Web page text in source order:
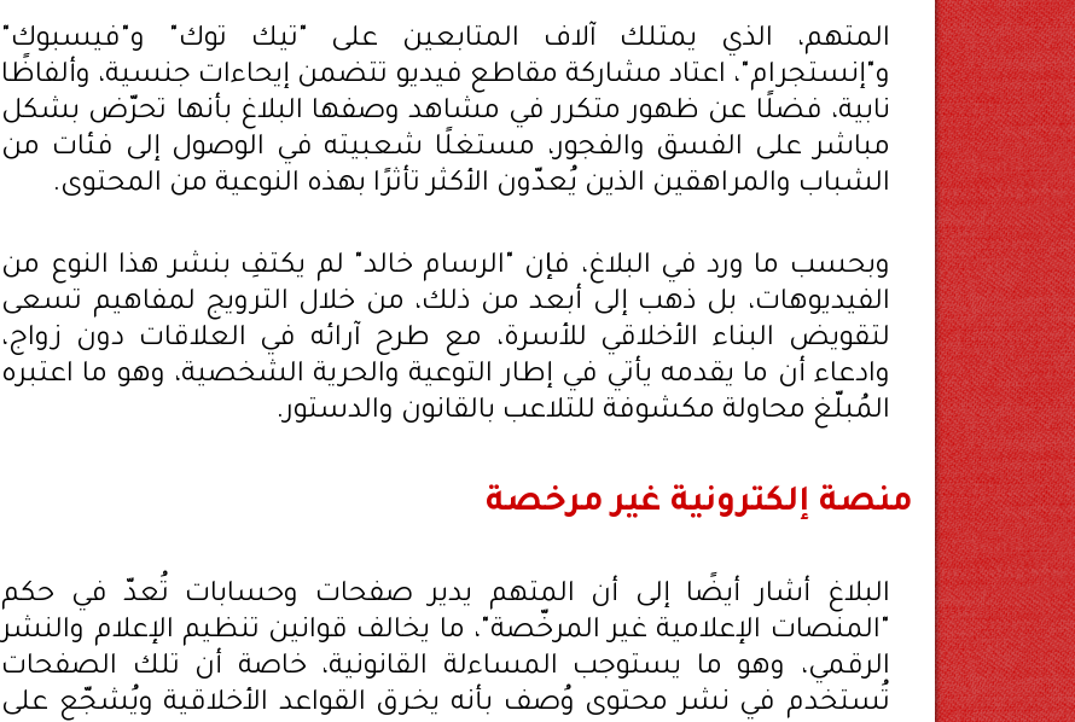
المتهم، الذي يمتلك آلاف المتابعين على "تيك توك" و"فيسبوك"
و"إنستجرام"، اعتاد مشاركة مقاطع فيديو تتضمن إيحاءات جنسية، وألفاظًا
نابية، فضلًا عن ظهور متكرر في مشاهد وصفها البلاغ بأنها تحرّض بشكل
مباشر على الفسق والفجور، مستغلًا شعبيته في الوصول إلى فئات من
الشباب والمراهقين الذين يُعدّون الأكثر تأثرًا بهذه النوعية من المحتوى.
وبحسب ما ورد في البلاغ، فإن "الرسام خالد" لم يكتفِ بنشر هذا النوع من
الفيديوهات، بل ذهب إلى أبعد من ذلك، من خلال الترويج لمفاهيم تسعى
لتقويض البناء الأخلاقي للأسرة، مع طرح آرائه في العلاقات دون زواج،
وادعاء أن ما يقدمه يأتي في إطار التوعية والحرية الشخصية، وهو ما اعتبره
المُبلّغ محاولة مكشوفة للتلاعب بالقانون والدستور.
منصة إلكترونية غير مرخصة
البلاغ أشار أيضًا إلى أن المتهم يدير صفحات وحسابات تُعدّ في حكم
"المنصات الإعلامية غير المرخّصة"، ما يخالف قوانين تنظيم الإعلام والنشر
الرقمي، وهو ما يستوجب المساءلة القانونية، خاصة أن تلك الصفحات
تُستخدم في نشر محتوى وُصف بأنه يخرق القواعد الأخلاقية ويُشجّع على